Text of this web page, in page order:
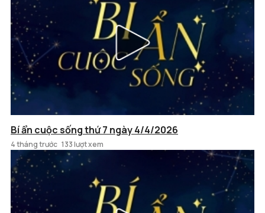
Bí ẩn cuộc sống thứ 7 ngày 4/4/2026
4 tháng trước 133 lượt xem